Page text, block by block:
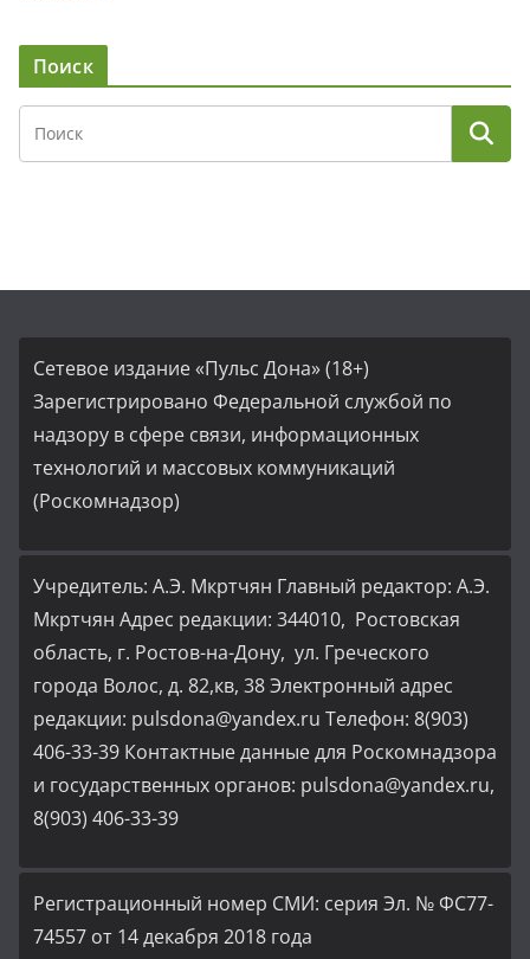
Поиск
Сетевое издание «Пульс Дона» (18+)
Зарегистрировано Федеральной службой по
надзору в сфере связи, информационных
технологий и массовых коммуникаций
(Роскомнадзор)
Учредитель: А.Э. Мкртчян Главный редактор: А.Э.
Мкртчян Адрес редакции: 344010, Ростовская
область, г. Ростов-на-Дону, ул. Греческого
города Волос, д. 82,кв, 38 Электронный адрес
редакции: pulsdona@yandex.ru Телефон: 8(903)
406-33-39 Контактные данные для Роскомнадзора
и государственных органов: pulsdona@yandex.ru,
8(903) 406-33-39
Регистрационный номер СМИ: серия Эл. № ФС77-
74557 от 14 декабря 2018 года